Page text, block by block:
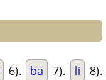
6). ba 7). li 8).